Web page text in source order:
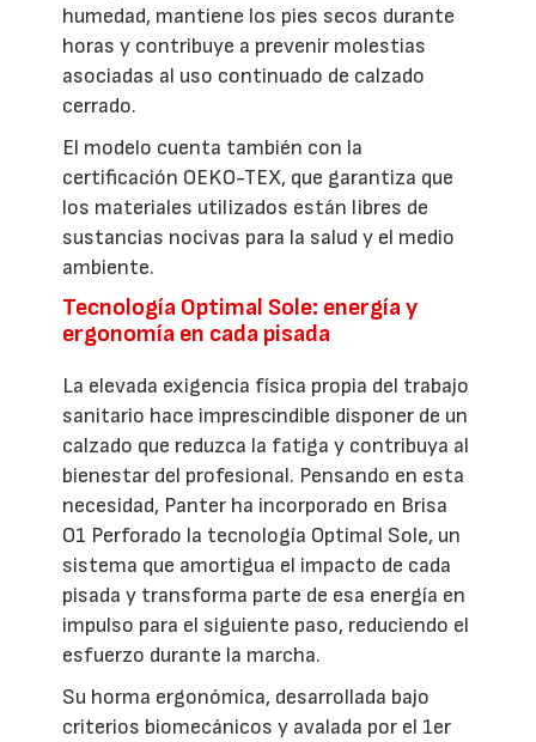
humedad, mantiene los pies secos durante
horas y contribuye a prevenir molestias
asociadas al uso continuado de calzado
cerrado.
El modelo cuenta también con la
certificación OEKO-TEX, que garantiza que
los materiales utilizados están libres de
sustancias nocivas para la salud y el medio
ambiente.
Tecnología Optimal Sole: energía y
ergonomía en cada pisada
La elevada exigencia física propia del trabajo
sanitario hace imprescindible disponer de un
calzado que reduzca la fatiga y contribuya al
bienestar del profesional. Pensando en esta
necesidad, Panter ha incorporado en Brisa
O1 Perforado la tecnología Optimal Sole, un
sistema que amortigua el impacto de cada
pisada y transforma parte de esa energía en
impulso para el siguiente paso, reduciendo el
esfuerzo durante la marcha.
Su horma ergonómica, desarrollada bajo
criterios biomecánicos y avalada por el 1er